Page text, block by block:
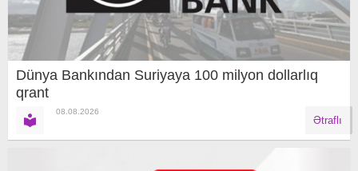
Dünya Bankından Suriyaya 100 milyon dollarlıq
qrant
08.08.2026
Ətraflı